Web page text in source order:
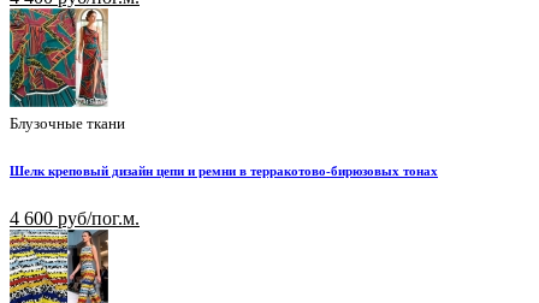
Блузочные ткани
Шелк креповый дизайн цепи и ремни в терракотово-бирюзовых тонах
4 600 руб/пог.м.